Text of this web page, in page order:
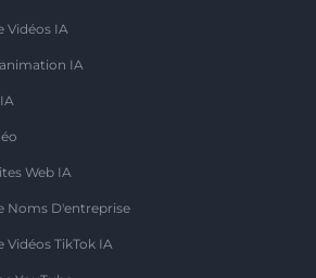
Vidéos IA
IA
Web IA
Noms D'entreprise
Vidéos TikTok IA